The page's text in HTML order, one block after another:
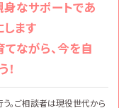
なサポートであ
ます
ながら、今を自
！
。ご相談者は現役世代から